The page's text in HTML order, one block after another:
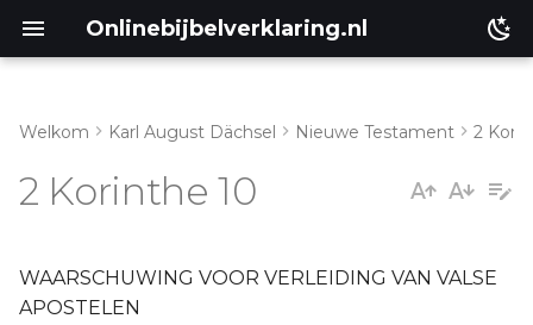
Onlinebijbelverklaring.nl
Éxodus
Welkom Karl August Dächsel Nieuwe Testament 2
2 Korinthe 10
WAARSCHUWING VOOR VERLEIDING VAN VALSE
APOSTELEN